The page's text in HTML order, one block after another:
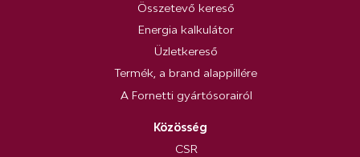
Összetevő kereső
Energia kalkulátor
Üzletkereső
Termék, a brand alappillére
A Fornetti gyártósorairól
Közösség
CSR